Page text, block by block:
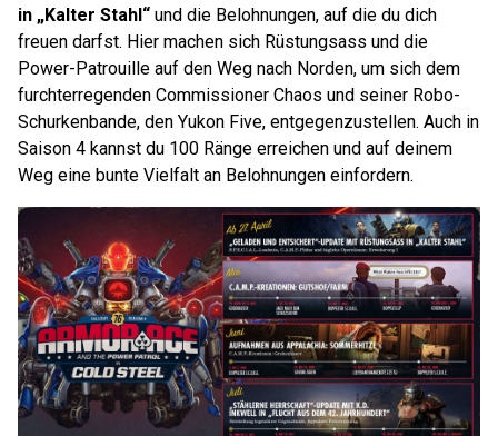
in „Kalter Stahl“ und die Belohnungen, auf die du dich
freuen darfst. Hier machen sich Rüstungsass und die
Power-Patrouille auf den Weg nach Norden, um sich dem
furchterregenden Commissioner Chaos und seiner Robo-
Schurkenbande, den Yukon Five, entgegenzustellen. Auch in
Saison 4 kannst du 100 Ränge erreichen und auf deinem
Weg eine bunte Vielfalt an Belohnungen einfordern.